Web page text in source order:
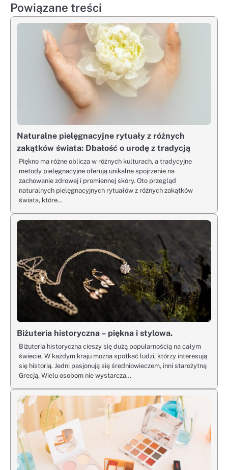
Powiązane treści
Naturalne pielęgnacyjne rytuały z różnych
zakątków świata: Dbałość o urodę z tradycją
Piękno ma różne oblicza w różnych kulturach, a tradycyjne
metody pielęgnacyjne oferują unikalne spojrzenie na
zachowanie zdrowej i promiennej skóry. Oto przegląd
naturalnych pielęgnacyjnych rytuałów z różnych zakątków
świata, które…
Biżuteria historyczna – piękna i stylowa.
Biżuteria historyczna cieszy się dużą popularnością na całym
świecie. W każdym kraju można spotkać ludzi, którzy interesują
się historią. Jedni pasjonują się średniowieczem, inni starożytną
Grecją. Wielu osobom nie wystarcza…